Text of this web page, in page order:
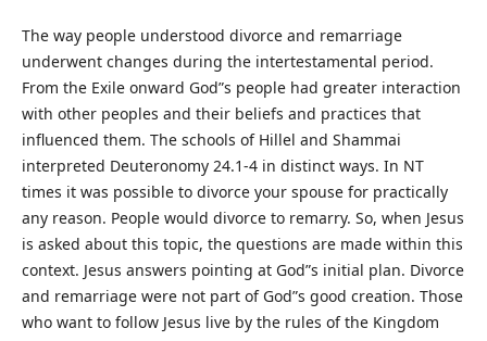
The way people understood divorce and remarriage
underwent changes during the intertestamental period.
From the Exile onward God”s people had greater interaction
with other peoples and their beliefs and practices that
influenced them. The schools of Hillel and Shammai
interpreted Deuteronomy 24.1-4 in distinct ways. In NT
times it was possible to divorce your spouse for practically
any reason. People would divorce to remarry. So, when Jesus
is asked about this topic, the questions are made within this
context. Jesus answers pointing at God”s initial plan. Divorce
and remarriage were not part of God”s good creation. Those
who want to follow Jesus live by the rules of the Kingdom